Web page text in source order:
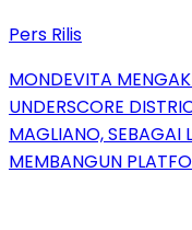
Pers Rilis
MONDEVITA
UNDERSCORE
MAGLIANO, SEBAGAI
MEMBANGUN